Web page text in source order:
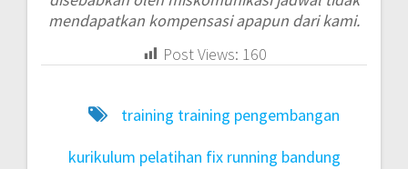
mendapatkan kompensasi apapun dari kami.
Post Views: 160
training training pengembangan
kurikulum pelatihan fix running bandung